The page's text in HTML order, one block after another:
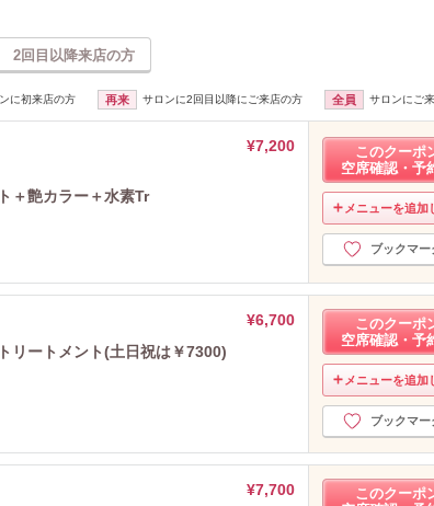
2回目以降来店の方
に初来店の方 再来 サロンに2回目以降にご来店の方 全員 サロンにご
¥7,200
＋艶カラー＋水素Tr
このクーポ
空席確認・予
メニューを追加
ブックマー
¥6,700
リートメント(土日祝は￥7300)
このクーポ
空席確認・予
メニューを追加
ブックマー
¥7,700
このクーポ